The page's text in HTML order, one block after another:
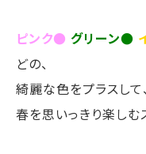
ピンク● グリーン●
どの、
綺麗な色をプラスして
春を思いっきり楽しむ